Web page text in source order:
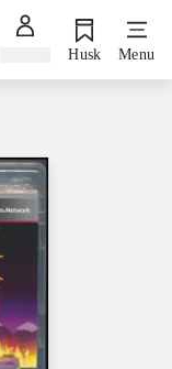
Husk Menu